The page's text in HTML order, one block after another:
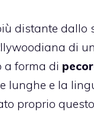
distante dallo
di
a forma di
lunghe e la
proprio